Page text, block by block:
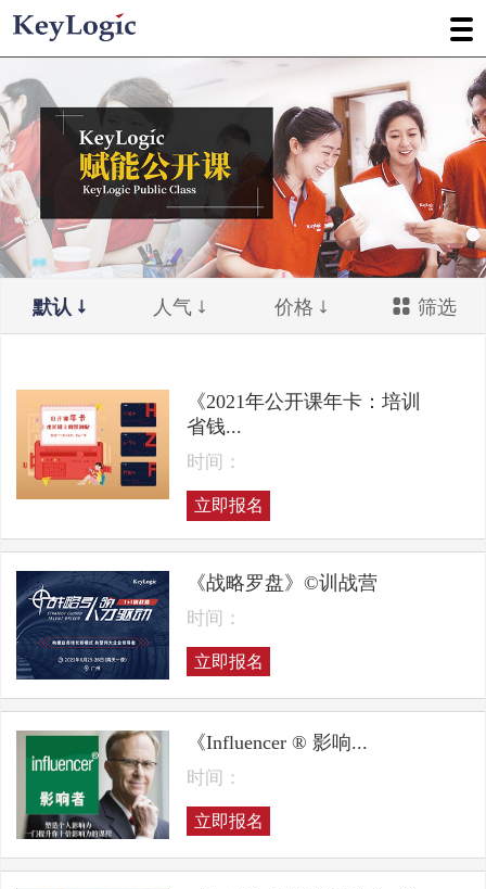
默认 人气 价格 筛选
《2021年公开课年卡：培训
省钱...
时间：
立即报名
《战略罗盘》©训战营
时间：
立即报名
《Influencer ® 影响...
时间：
立即报名